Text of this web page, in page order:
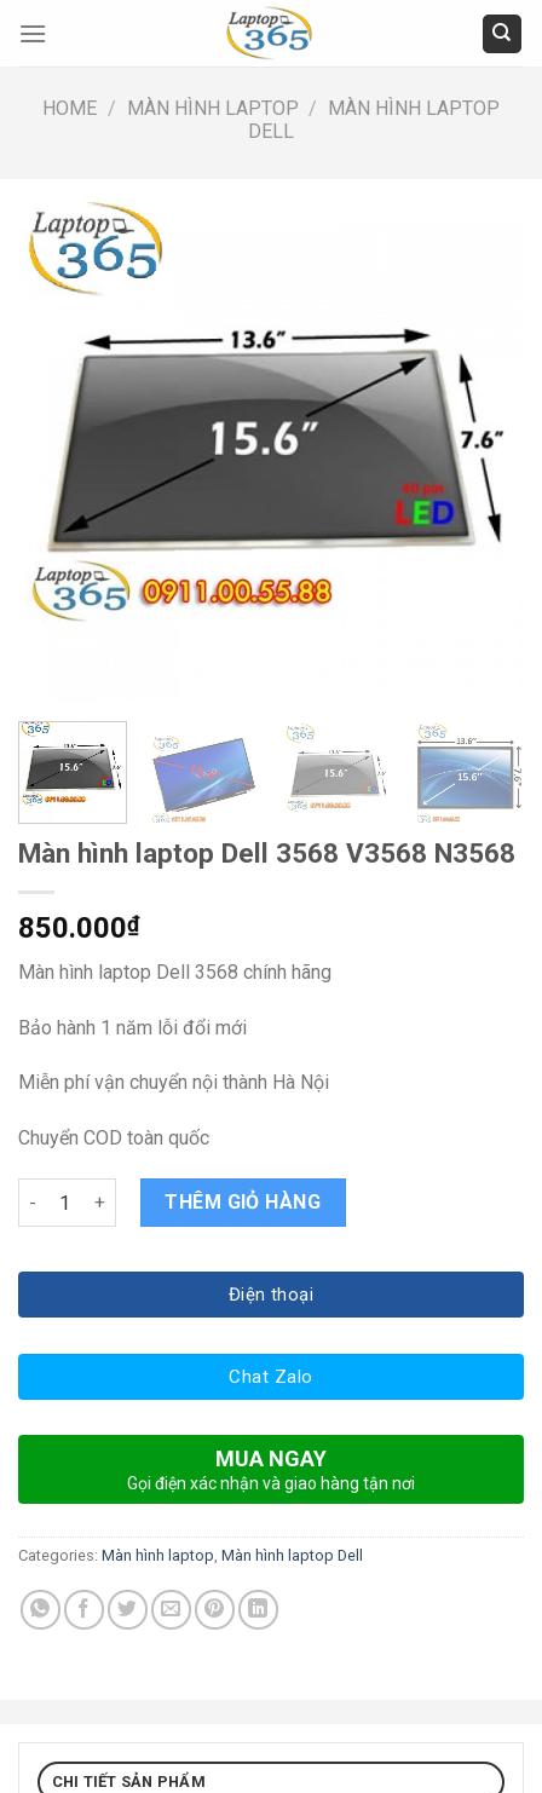
HOME / MÀN HÌNH LAPTOP / MÀN HÌNH LAPTOP
DELL
Màn hình laptop Dell 3568 V3568 N3568
850.000₫
Màn hình laptop Dell 3568 chính hãng
Bảo hành 1 năm lỗi đổi mới
Miễn phí vận chuyển nội thành Hà Nội
Chuyển COD toàn quốc
Màn hình laptop Dell 3568 V3568 N3568 quantity
THÊM GIỎ HÀNG
Điện thoại
Chat Zalo
MUA NGAY
Gọi điện xác nhận và giao hàng tận nơi
Categories: Màn hình laptop, Màn hình laptop Dell
CHI TIẾT SẢN PHẨM